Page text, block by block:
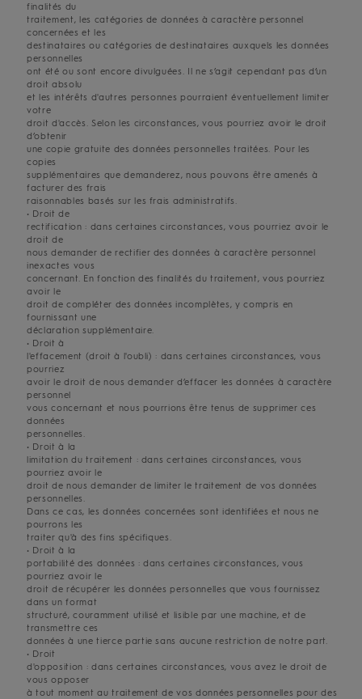
finalités du
traitement, les catégories de données à caractère personnel
concernées et les
destinataires ou catégories de destinataires auxquels les données
personnelles
ont été ou sont encore divulguées. Il ne s’agit cependant pas d’un
droit absolu
et les intérêts d'autres personnes pourraient éventuellement limiter
votre
droit d'accès. Selon les circonstances, vous pourriez avoir le droit
d’obtenir
une copie gratuite des données personnelles traitées. Pour les
copies
supplémentaires que demanderez, nous pouvons être amenés à
facturer des frais
raisonnables basés sur les frais administratifs.
• Droit de
rectification : dans certaines circonstances, vous pourriez avoir le
droit de
nous demander de rectifier des données à caractère personnel
inexactes vous
concernant. En fonction des finalités du traitement, vous pourriez
avoir le
droit de compléter des données incomplètes, y compris en
fournissant une
déclaration supplémentaire.
• Droit à
l'effacement (droit à l'oubli) : dans certaines circonstances, vous
pourriez
avoir le droit de nous demander d’effacer les données à caractère
personnel
vous concernant et nous pourrions être tenus de supprimer ces
données
personnelles.
• Droit à la
limitation du traitement : dans certaines circonstances, vous
pourriez avoir le
droit de nous demander de limiter le traitement de vos données
personnelles.
Dans ce cas, les données concernées sont identifiées et nous ne
pourrons les
traiter qu'à des fins spécifiques.
• Droit à la
portabilité des données : dans certaines circonstances, vous
pourriez avoir le
droit de récupérer les données personnelles que vous fournissez
dans un format
structuré, couramment utilisé et lisible par une machine, et de
transmettre ces
données à une tierce partie sans aucune restriction de notre part.
• Droit
d'opposition : dans certaines circonstances, vous avez le droit de
vous opposer
à tout moment au traitement de vos données personnelles pour des